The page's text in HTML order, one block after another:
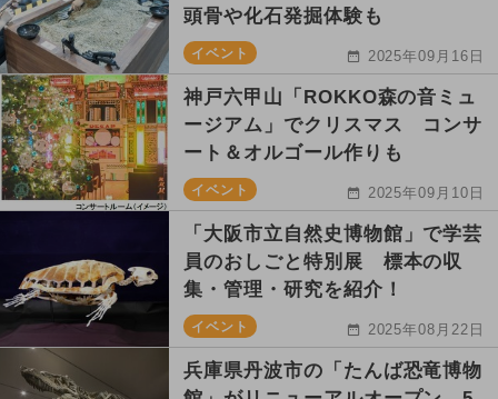
頭骨や化石発掘体験も
イベント 2025年09月16日
神戸六甲山「ROKKO森の音ミュ
ージアム」でクリスマス コンサ
ート＆オルゴール作りも
イベント 2025年09月10日
「大阪市立自然史博物館」で学芸
員のおしごと特別展 標本の収
集・管理・研究を紹介！
イベント 2025年08月22日
兵庫県丹波市の「たんば恐竜博物